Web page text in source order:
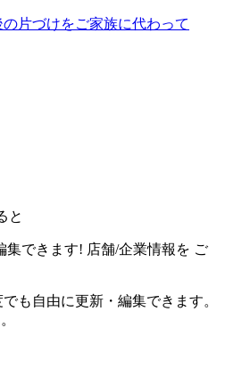
づけをご家族に代わって
と
集できます! 店舗/企業情報を ご
も自由に更新・編集できます。